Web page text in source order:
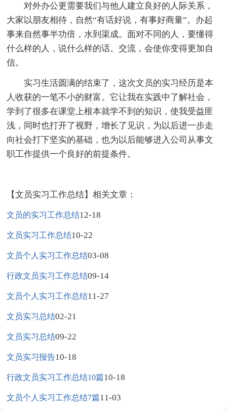
对外办公更需要我们与他人建立良好的人际关系，
大家以朋友相待，自然“有话好说，有事好商量”。办起
事来自然事半功倍，水到渠成。面对不同的人，要懂得
什么样的人，说什么样的话。交流，会使你变得更加自
信。
实习生活圆满的结束了，这次文员的实习经历是本
人收获的一笔不小的财富。它让我在实践中了解社会，
学到了很多在课堂上根本就学不到的知识，使我受益匪
浅，同时也打开了视野，增长了见识，为以后进一步走
向社会打下坚实的基础，也为以后能够进入公司从事文
职工作提供一个良好的前提条件。
【文员实习工作总结】相关文章：
文员的实习工作总结12-18
文员实习工作总结10-22
文员个人实习工作总结03-08
行政文员实习工作总结09-14
文员个人实习工作总结11-27
文员实习总结02-21
文员实习总结09-22
文员实习报告10-18
行政文员实习工作总结10篇10-18
文员个人实习工作总结7篇11-03